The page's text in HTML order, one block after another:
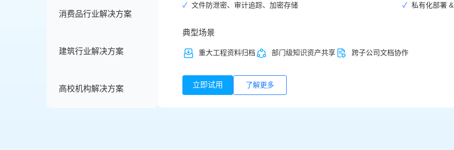
消费品行业解决方案
建筑行业解决方案
高校机构解决方案
✓ 文件防泄密、审计追踪、加密存储 ✓ 私有化部署
典型场景
重大工程资料归档 部门级知识资产共享 跨子公司文档协作
立即试用 了解更多